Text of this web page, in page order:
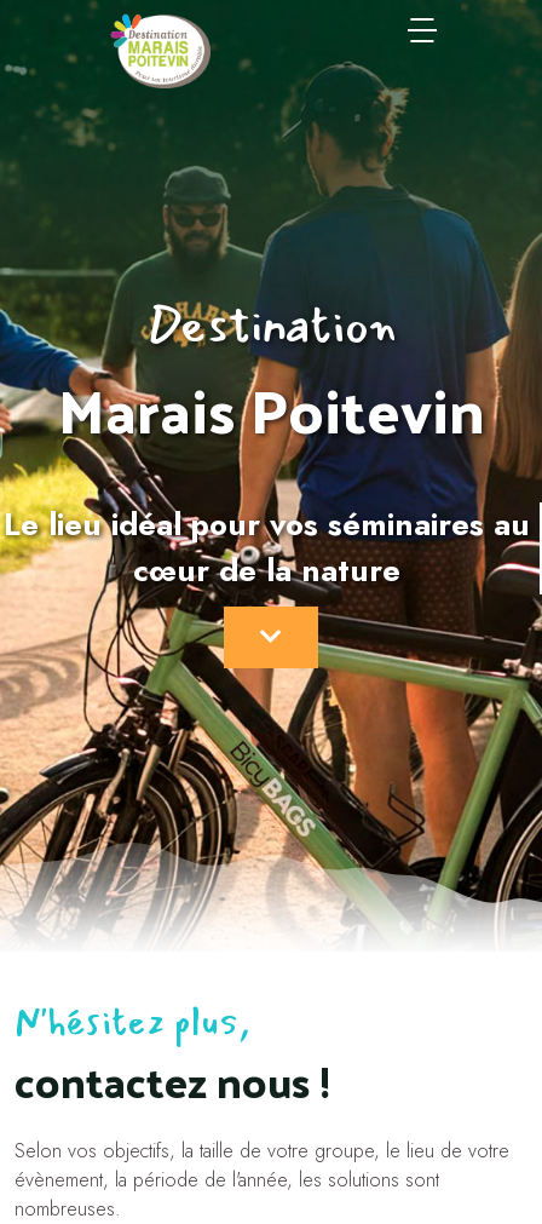
Destination
Marais Poitevin
Le lieu idéal pour vos séminaires au
cœur de la nature
N'hésitez plus,
contactez nous !
Selon vos objectifs, la taille de votre groupe, le lieu de votre
évènement, la période de l'année, les solutions sont
nombreuses.